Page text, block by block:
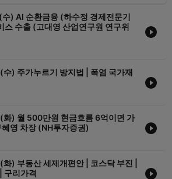
) AI 순환금융 (하수정 경제전문기
스 수출 (고대영 산업연구원 연구위
) 주가누르기 방지법 | 폭염 국가재
) 월 500만원 현금흐름 6억이면 가
영 차장 (NH투자증권)
) 부동산 세제개편안 | 코스닥 부진 |
구리가격